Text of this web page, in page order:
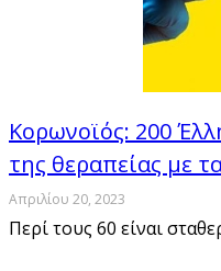
Κορωνοϊός: 200
της θεραπείας με
Απριλίου 20, 2023
Περί τους 60 είναι